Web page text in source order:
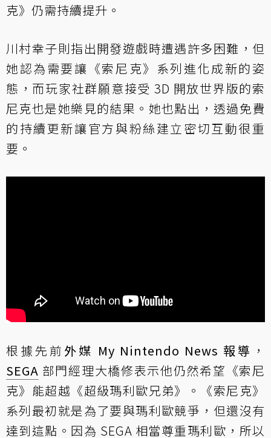
克》仍需持續提升。
川村幸子則指出開發遊戲時遭遇許多困難，但
她認為需要讓《索尼克》系列進化成新的姿
態，而玩家社群願意接受 3D 開放世界版的索
尼克也是她樂見的結果。她也點出，透過免費
的持續更新讓官方與粉絲建立密切互動很重
要。
根據先前 外媒 My Nintendo News 報導 ，
SEGA 部門經理大橋修表示他仍然希望《索尼
克》能超越《超級瑪利歐兄弟》。《索尼克》
系列最初就是為了要與瑪利歐競爭，但還沒有
達到這點。因為 SEGA 相當尊重瑪利歐，所以